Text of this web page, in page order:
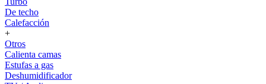
De techo
Calefacción
+
Otros
Calienta camas
Estufas a gas
Deshumidificador